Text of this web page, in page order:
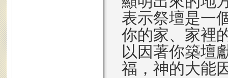
表示祭壇是一
你的家、家裡
以因著你築壇
福，神的大能